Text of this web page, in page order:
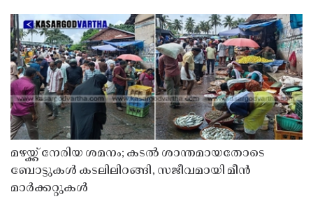
മഴയ്ക്ക് നേരിയ ശമനം; കടൽ ശാന്തമായതോടെ
ബോട്ടുകൾ കടലിലിറങ്ങി, സജീവമായി മീൻ
മാർക്കറ്റുകൾ